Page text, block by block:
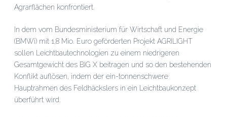
Agrarflächen konfrontiert.
In dem vom Bundesministerium für Wirtschaft und Energie
(BMWi) mit 1,8 Mio. Euro geförderten Projekt AGRILIGHT
sollen Leichtbautechnologien zu einem niedrigeren
Gesamtgewicht des BIG X beitragen und so den bestehenden
Konflikt auflösen, indem der ein-tonnenschwere
Hauptrahmen des Feldhäckslers in ein Leichtbaukonzept
überführt wird.